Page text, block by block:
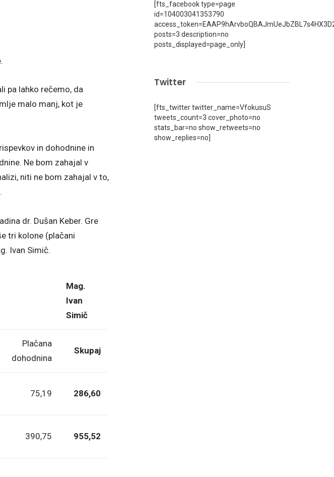
pa lahko rečemo, da
malo manj, kot je
in dohodnine in
Ne bom zahajal v
niti ne bom zahajal v to,
dr. Dušan Keber. Gre
tri kolone (plačani
Ivan Simič.
Mag.
Ivan
Simič
Plačana
dohodnina
Skupaj
75,19 286,60
390,75 955,52
[fts_facebook type=page
id=104003041353790
posts=3 description=no
posts_displayed=page_only]
Twitter
[fts_twitter twitter_name=VfokusuS
tweets_count=3 cover_photo=no
stats_bar=no show_retweets=no
show_replies=no]